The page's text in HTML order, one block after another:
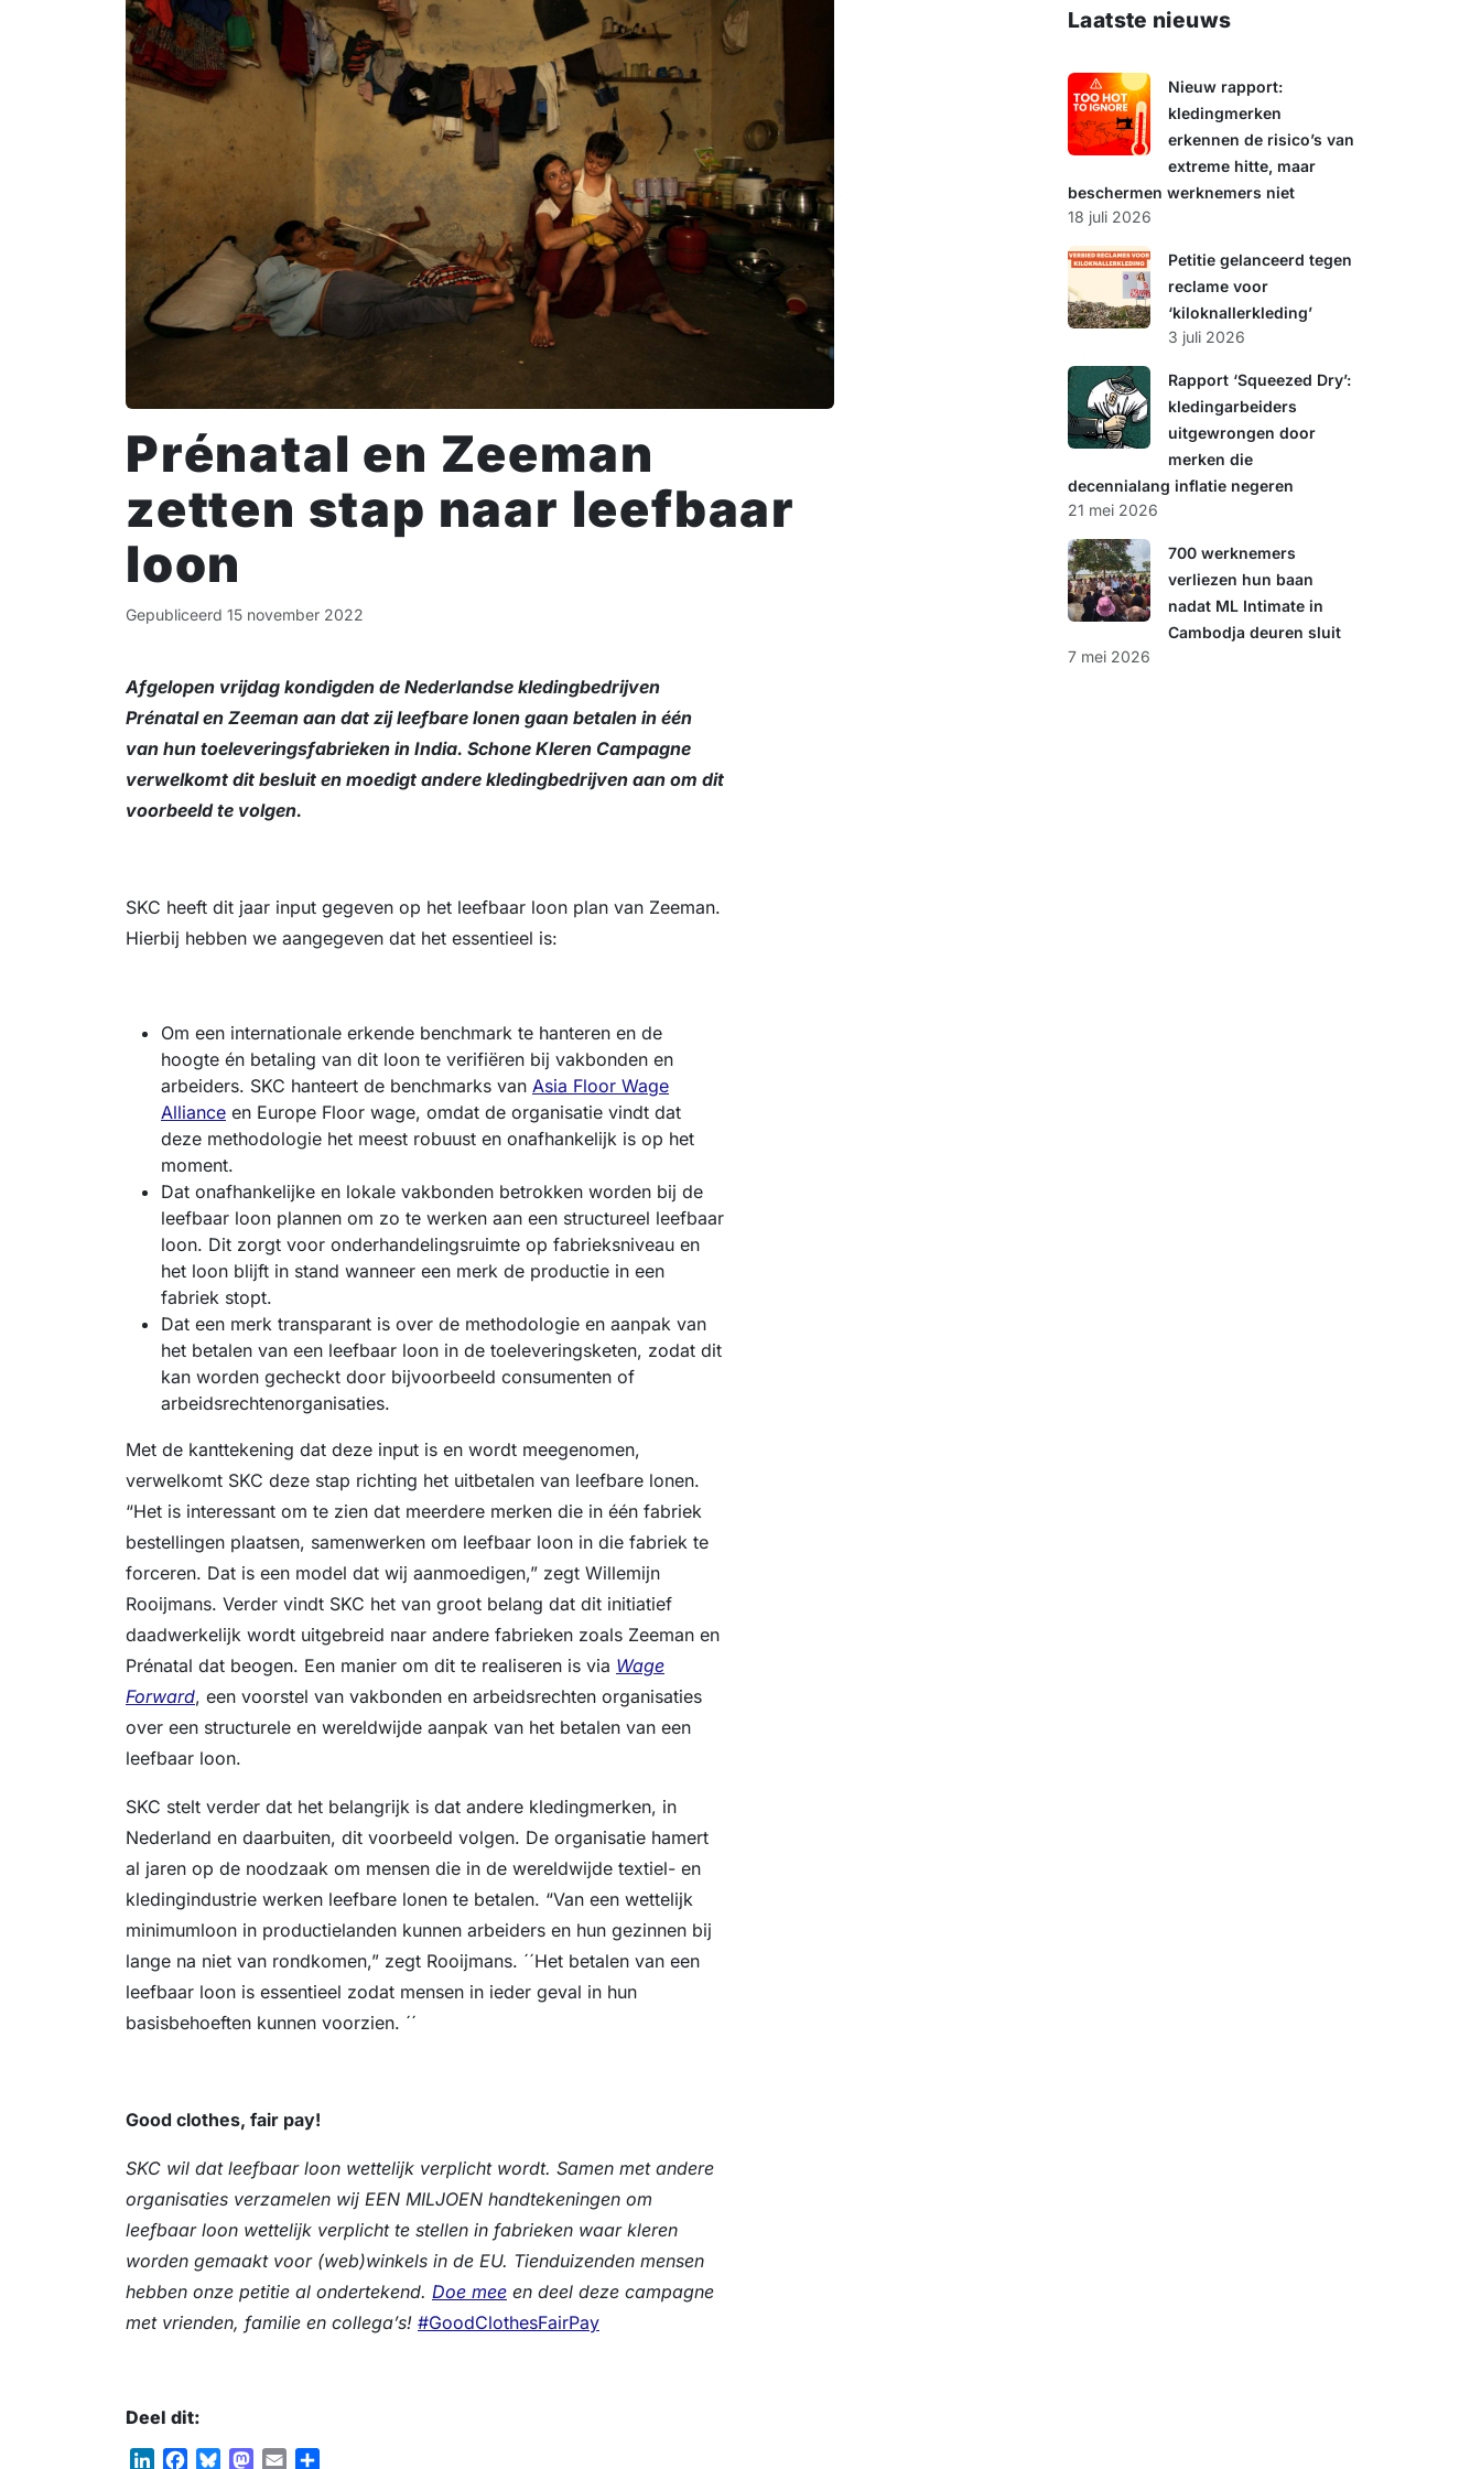
Prénatal en Zeeman
zetten stap naar leefbaar
loon
Gepubliceerd 15 november 2022
Afgelopen vrijdag kondigden de Nederlandse kledingbedrijven
Prénatal en Zeeman aan dat zij leefbare lonen gaan betalen in één
van hun toeleveringsfabrieken in India. Schone Kleren Campagne
verwelkomt dit besluit en moedigt andere kledingbedrijven aan om dit
voorbeeld te volgen.
SKC heeft dit jaar input gegeven op het leefbaar loon plan van Zeeman.
Hierbij hebben we aangegeven dat het essentieel is:
Om een internationale erkende benchmark te hanteren en de
hoogte én betaling van dit loon te verifiëren bij vakbonden en
arbeiders. SKC hanteert de benchmarks van Asia Floor Wage
Alliance en Europe Floor wage, omdat de organisatie vindt dat
deze methodologie het meest robuust en onafhankelijk is op het
moment.
Dat onafhankelijke en lokale vakbonden betrokken worden bij de
leefbaar loon plannen om zo te werken aan een structureel leefbaar
loon. Dit zorgt voor onderhandelingsruimte op fabrieksniveau en
het loon blijft in stand wanneer een merk de productie in een
fabriek stopt.
Dat een merk transparant is over de methodologie en aanpak van
het betalen van een leefbaar loon in de toeleveringsketen, zodat dit
kan worden gecheckt door bijvoorbeeld consumenten of
arbeidsrechtenorganisaties.
Met de kanttekening dat deze input is en wordt meegenomen,
verwelkomt SKC deze stap richting het uitbetalen van leefbare lonen.
“Het is interessant om te zien dat meerdere merken die in één fabriek
bestellingen plaatsen, samenwerken om leefbaar loon in die fabriek te
forceren. Dat is een model dat wij aanmoedigen,” zegt Willemijn
Rooijmans. Verder vindt SKC het van groot belang dat dit initiatief
daadwerkelijk wordt uitgebreid naar andere fabrieken zoals Zeeman en
Prénatal dat beogen. Een manier om dit te realiseren is via Wage
Forward, een voorstel van vakbonden en arbeidsrechten organisaties
over een structurele en wereldwijde aanpak van het betalen van een
leefbaar loon.
SKC stelt verder dat het belangrijk is dat andere kledingmerken, in
Nederland en daarbuiten, dit voorbeeld volgen. De organisatie hamert
al jaren op de noodzaak om mensen die in de wereldwijde textiel- en
kledingindustrie werken leefbare lonen te betalen. “Van een wettelijk
minimumloon in productielanden kunnen arbeiders en hun gezinnen bij
lange na niet van rondkomen,” zegt Rooijmans. ´´Het betalen van een
leefbaar loon is essentieel zodat mensen in ieder geval in hun
basisbehoeften kunnen voorzien. ´´
Good clothes, fair pay!
SKC wil dat leefbaar loon wettelijk verplicht wordt. Samen met andere
organisaties verzamelen wij EEN MILJOEN handtekeningen om
leefbaar loon wettelijk verplicht te stellen in fabrieken waar kleren
worden gemaakt voor (web)winkels in de EU. Tienduizenden mensen
hebben onze petitie al ondertekend. Doe mee en deel deze campagne
met vrienden, familie en collega’s! #GoodClothesFairPay
Deel dit:
M
k
n
Laatste nieuws
Nieuw rapport:
kledingmerken
erkennen de risico’s van
extreme hitte, maar
beschermen werknemers niet
18 juli 2026
Petitie gelanceerd tegen
reclame voor
‘kiloknallerkleding’
3 juli 2026
Rapport ‘Squeezed Dry’:
kledingarbeiders
uitgewrongen door
merken die
decennialang inflatie negeren
21 mei 2026
700 werknemers
verliezen hun baan
nadat ML Intimate in
Cambodja deuren sluit
7 mei 2026